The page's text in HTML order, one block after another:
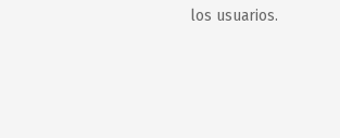
los usuarios.